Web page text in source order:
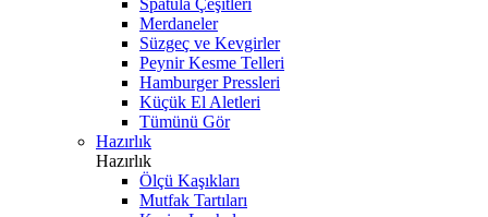
Spatula Çeşitleri
Merdaneler
Süzgeç ve Kevgirler
Peynir Kesme Telleri
Hamburger Pressleri
Küçük El Aletleri
Tümünü Gör
Hazırlık
Hazırlık
Ölçü Kaşıkları
Mutfak Tartıları